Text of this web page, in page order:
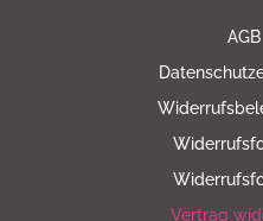
AGB
Vertrag